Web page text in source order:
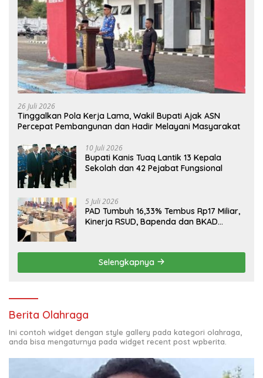
26 Juli 2026
Tinggalkan Pola Kerja Lama, Wakil Bupati Ajak ASN
Percepat Pembangunan dan Hadir Melayani Masyarakat
10 Juli 2026
Bupati Kanis Tuaq Lantik 13 Kepala
Sekolah dan 42 Pejabat Fungsional
5 Juli 2026
PAD Tumbuh 16,33% Tembus Rp17 Miliar,
Kinerja RSUD, Bapenda dan BKAD
Selengkapnya
Berita Olahraga
Ini contoh widget dengan style gallery pada kategori olahraga,
anda bisa mengaturnya pada widget recent post wpberita.